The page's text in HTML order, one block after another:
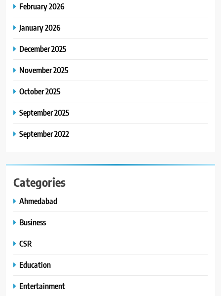
February 2026
January 2026
December 2025
November 2025
October 2025
September 2025
September 2022
Categories
Ahmedabad
Business
CSR
Education
Entertainment